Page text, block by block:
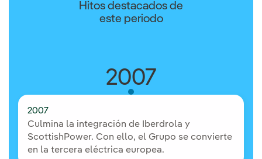
Hitos destacados de
este periodo
2007
2007
Culmina la integración de Iberdrola y
ScottishPower. Con ello, el Grupo se convierte
en la tercera eléctrica europea.